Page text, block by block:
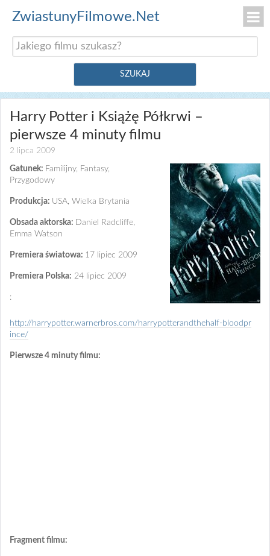
ZwiastunyFilmowe.Net
Harry Potter i Książę Półkrwi –
pierwsze 4 minuty filmu
2 lipca 2009
Gatunek: Familijny, Fantasy,
Przygodowy
Produkcja: USA, Wielka Brytania
Obsada aktorska: Daniel Radcliffe,
Emma Watson
Premiera światowa: 17 lipiec 2009
Premiera Polska: 24 lipiec 2009
:
http://harrypotter.warnerbros.com/harrypotterandthehalf-bloodpr
ince/
Pierwsze 4 minuty filmu:
Fragment filmu: